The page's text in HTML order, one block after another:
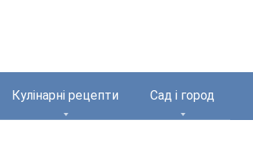
Кулінарні рецепти Сад і город